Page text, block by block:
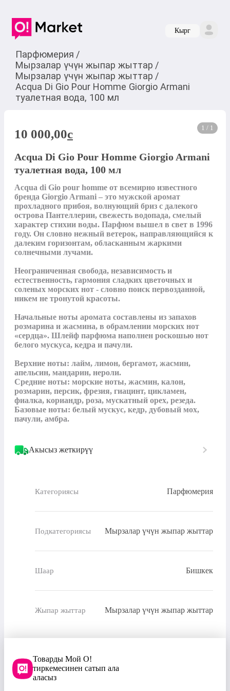
Кырг
Парфюмерия /
Мырзалар үчүн жыпар жыттар /
Мырзалар үчүн жыпар жыттар /
Acqua Di Gio Pour Homme Giorgio Armani
туалетная вода, 100 мл
1 / 1
10 000,00c
Acqua Di Gio Pour Homme Giorgio Armani
туалетная вода, 100 мл
Acqua di Gio pour homme от всемирно известного
бренда Giorgio Armani – это мужской аромат
прохладного прибоя, волнующий бриз с далекого
острова Пантеллерии, свежесть водопада, смелый
характер стихии воды. Парфюм вышел в свет в 1996
году. Он словно нежный ветерок, направляющийся к
далеким горизонтам, обласканным жаркими
солнечными лучами.
Неограниченная свобода, независимость и
естественность, гармония сладких цветочных и
соленых морских нот - словно поиск первозданной,
никем не тронутой красоты.
Начальные ноты аромата составлены из запахов
розмарина и жасмина, в обрамлении морских нот
«сердца». Шлейф парфюма наполнен роскошью нот
белого мускуса, кедра и пачули.
Верхние ноты: лайм, лимон, бергамот, жасмин,
апельсин, мандарин, нероли.
Средние ноты: морские ноты, жасмин, калон,
розмарин, персик, фрезия, гиацинт, цикламен,
фиалка, кориандр, роза, мускатный орех, резеда.
Базовые ноты: белый мускус, кедр, дубовый мох,
пачули, амбра.
Акысыз жеткирүү
Категориясы Парфюмерия
Подкатегориясы Мырзалар үчүн жыпар жыттар
Шаар Бишкек
Жыпар жыттар Мырзалар үчүн жыпар жыттар
Товарды Мой О!
тиркемесинен сатып ала
аласыз